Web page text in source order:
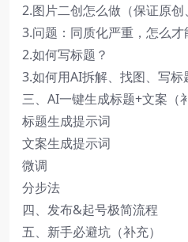
2.图片二创怎么做（保证原
3.问题：同质化严重，怎么
2.如何写标题？
3.如何用AI拆解、找图、写标
三、AI一键生成标题+文案（
标题生成提示词
文案生成提示词
微调
分步法
四、发布&起号极简流程
五、新手必避坑（补充）